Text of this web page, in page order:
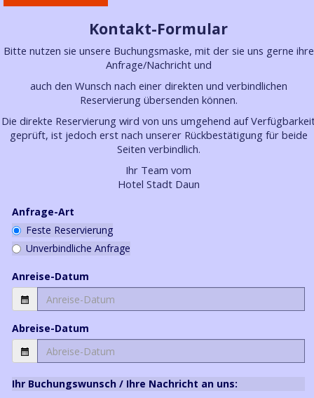
Kontakt-Formular
Bitte nutzen sie unsere Buchungsmaske, mit der sie uns gerne ihre
Anfrage/Nachricht und
auch den Wunsch nach einer direkten und verbindlichen
Reservierung übersenden können.
Die direkte Reservierung wird von uns umgehend auf
geprüft, ist jedoch erst nach unserer Rückbestätigung für beide
Seiten verbindlich.
Ihr Team vom
Hotel Stadt Daun